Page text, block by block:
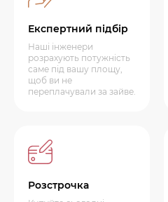
Експертний підбір
Наші інженери
розрахують потужність
саме під вашу площу,
щоб ви не
переплачували за зайве.
Розстрочка